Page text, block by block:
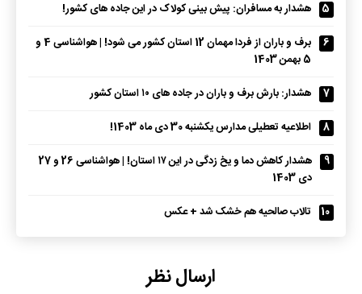
5
هشدار به مسافران: پیش‌ بینی کولاک در این جاده‌ های کشور!
6
برف و باران از فردا مهمان 12 استان‌ کشور می‌ شود! | هواشناسی 4 و
5 بهمن 1403
7
هشدار: بارش برف و باران در جاده‌ های ۱۰ استان کشور
8
اطلاعیه تعطیلی مدارس یکشنبه 30 دی ماه 1403!
9
هشدار کاهش دما و یخ‌ زدگی در این ۱۷ استان! | هواشناسی 26 و 27
دی 1403
10
تالاب صالحیه هم خشک شد + عکس
ارسال نظر